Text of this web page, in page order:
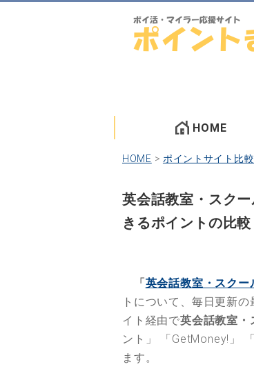
HOME
HOME > ポイントサイト比較
英会話教室・スク
きるポイントの比較
「英会話教室・スクー
トについて、毎日更新
イト経由で英会話教室・
ント」
「GetMoney!」
ます。